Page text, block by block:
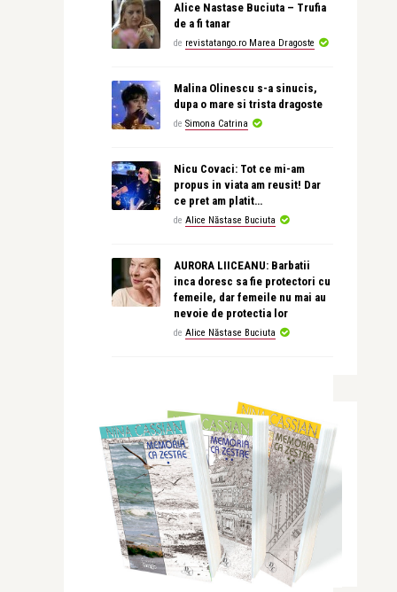
Alice Nastase Buciuta – Trufia
de a fi tanar
de revistatango.ro Marea Dragoste
Malina Olinescu s-a sinucis,
dupa o mare si trista dragoste
de Simona Catrina
Nicu Covaci: Tot ce mi-am
propus in viata am reusit! Dar
ce pret am platit…
de Alice Năstase Buciuta
AURORA LIICEANU: Barbatii
inca doresc sa fie protectori cu
femeile, dar femeile nu mai au
nevoie de protectia lor
de Alice Năstase Buciuta